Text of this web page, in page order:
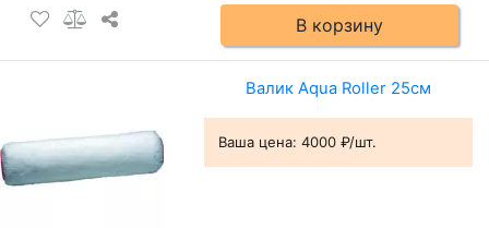
В корзину
Валик Aqua Roller 25см
Ваша цена: 4000 ₽/шт.